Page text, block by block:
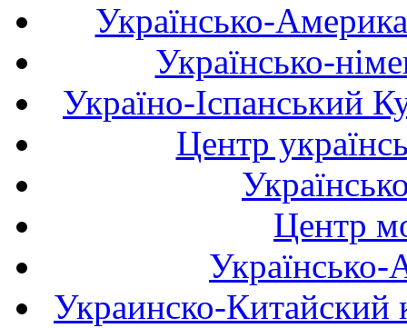
Українсько-
Українсько-
Україно-Іспанський
Центр
Центр
Українсько-
Украинско-Китайский